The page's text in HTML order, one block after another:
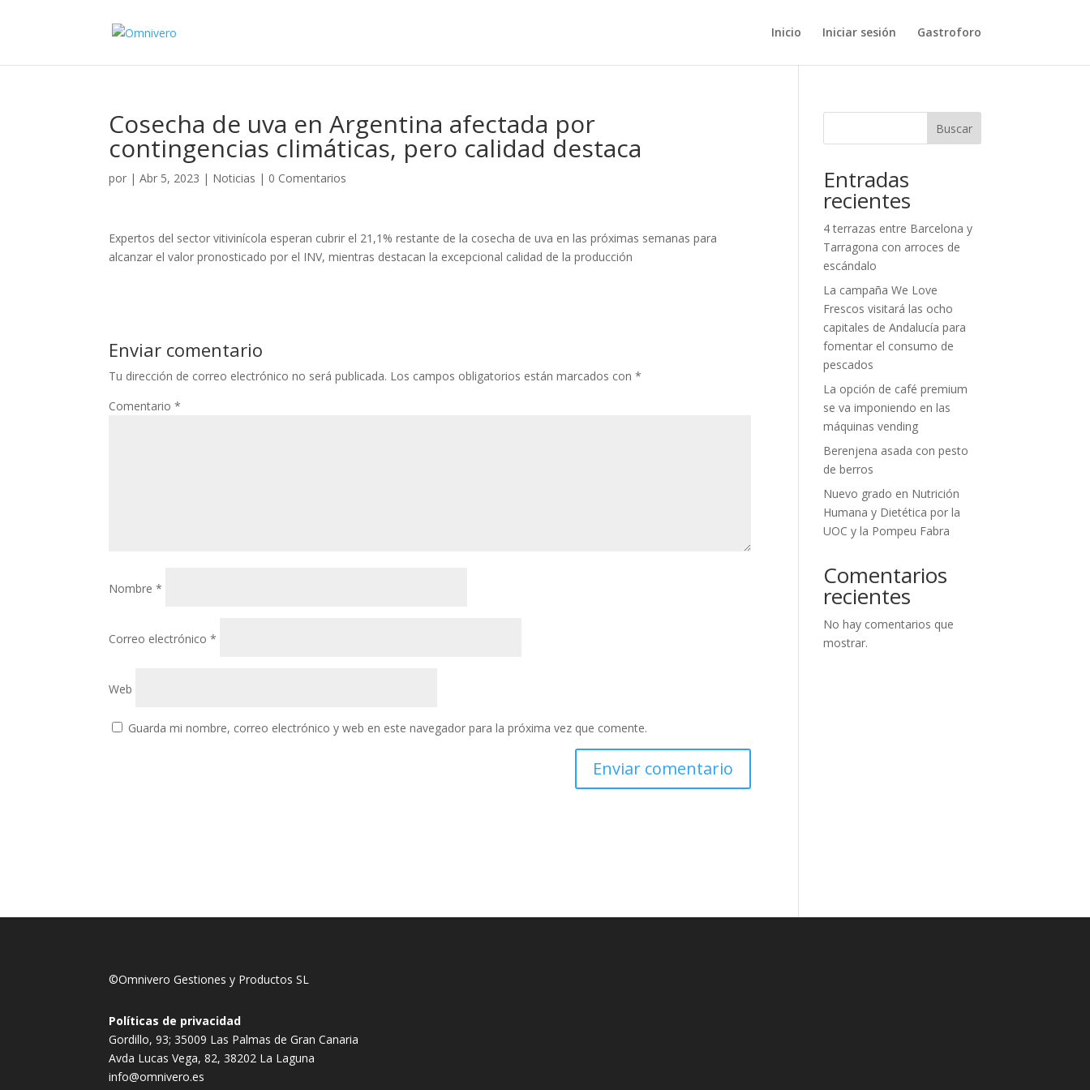
Inicio Iniciar sesión Gastroforo
Cosecha de uva en Argentina afectada por
contingencias climáticas, pero calidad destaca
por |Abr 5, 2023 | Noticias | 0 Comentarios
Expertos del sector vitivinícola esperan cubrir el 21,1% restante de la cosecha de uva en las próximas semanas para
alcanzar el valor pronosticado por el INV, mientras destacan la excepcional calidad de la producción
Enviar comentario
Tu dirección de correo electrónico no será publicada. Los campos obligatorios están marcados con*
Comentario*
Nombre*
Correo electrónico*
Web
Guarda mi nombre, correo electrónico y web en este navegador para la próxima vez que comente.
Buscar
Entradas
recientes
4 terrazas entre Barcelona y
Tarragona con arroces de
escándalo
La campaña We Love
Frescos visitará las ocho
capitales de Andalucía para
fomentar el consumo de
pescados
La opción de café premium
se va imponiendo en las
máquinas vending
Berenjena asada con pesto
de berros
Nuevo grado en Nutrición
Humana y Dietética por la
UOC y la Pompeu Fabra
Comentarios
recientes
No hay comentarios que
mostrar.
©Omnivero Gestiones y Productos SL
Políticas de privacidad
Gordillo, 93; 35009 Las Palmas de Gran Canaria
Avda Lucas Vega, 82, 38202 La Laguna
info@omnivero.es